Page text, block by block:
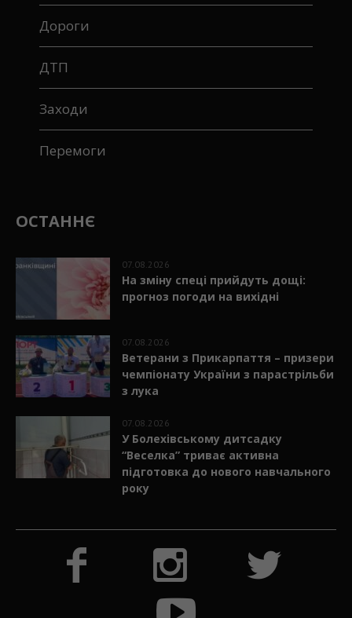
Дороги
ДТП
Заходи
Перемоги
ОСТАННЄ
07.08.2026
На зміну спеці прийдуть дощі:
прогноз погоди на вихідні
07.08.2026
Ветерани з Прикарпаття – призери
чемпіонату України з парастрільби
з лука
07.08.2026
У Болехівському дитсадку
“Веселка” триває активна
підготовка до нового навчального
року